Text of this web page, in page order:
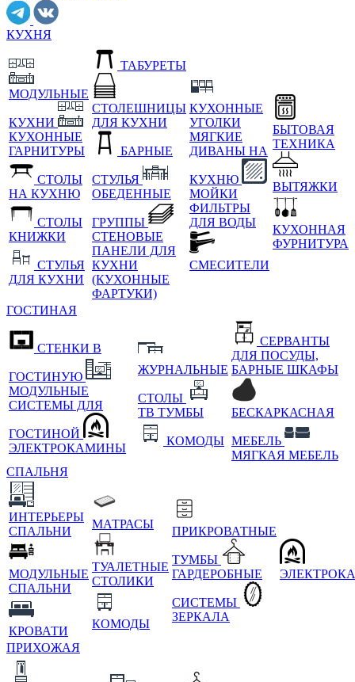
КУХНЯ
МОДУЛЬНЫЕ
КУХНИ
КУХОННЫЕ
ГАРНИТУРЫ
СТОЛЫ
НА КУХНЮ
СТОЛЫ
КНИЖКИ
СТУЛЬЯ
ДЛЯ КУХНИ
ТАБУРЕТЫ
СТОЛЕШНИЦЫ
ДЛЯ КУХНИ
БАРНЫЕ
СТУЛЬЯ
ОБЕДЕННЫЕ
ГРУППЫ
СТЕНОВЫЕ
ПАНЕЛИ ДЛЯ
КУХНИ
(КУХОННЫЕ
ФАРТУКИ)
КУХОННЫЕ
УГОЛКИ
МЯГКИЕ
ДИВАНЫ НА
КУХНЮ
МОЙКИ
ФИЛЬТРЫ
ДЛЯ ВОДЫ
СМЕСИТЕЛИ
БЫТОВАЯ
ТЕХНИКА
ВЫТЯЖКИ
КУХОННАЯ
ФУРНИТУРА
ГОСТИНАЯ
СТЕНКИ В
ГОСТИНУЮ
МОДУЛЬНЫЕ
СИСТЕМЫ ДЛЯ
ГОСТИНОЙ
ЭЛЕКТРОКАМИНЫ
ЖУРНАЛЬНЫЕ
СТОЛЫ
ТВ ТУМБЫ
КОМОДЫ
СЕРВАНТЫ
ДЛЯ ПОСУДЫ,
БАРНЫЕ ШКАФЫ
БЕСКАРКАСНАЯ
МЕБЕЛЬ
МЯГКАЯ МЕБЕЛЬ
СПАЛЬНЯ
ИНТЕРЬЕРЫ
СПАЛЬНИ
МОДУЛЬНЫЕ
СПАЛЬНИ
КРОВАТИ
МАТРАСЫ
ТУАЛЕТНЫЕ
СТОЛИКИ
КОМОДЫ
ПРИКРОВАТНЫЕ
ТУМБЫ
ГАРДЕРОБНЫЕ
СИСТЕМЫ
ЗЕРКАЛА
ПРИХОЖАЯ